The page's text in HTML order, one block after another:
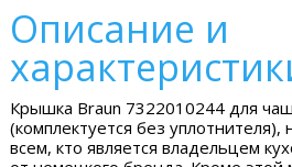
Описание и
Крышка Braun 7322010244 для
(комплектуется без
всем, кто является владельцем